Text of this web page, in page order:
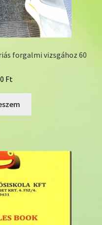
forgalmi vizsgához 60
Ft